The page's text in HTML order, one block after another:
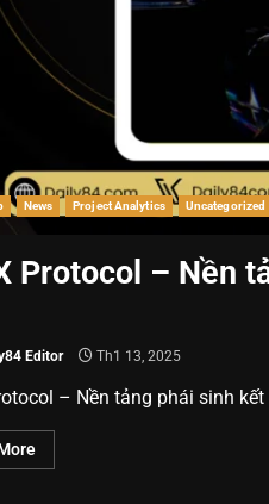
News Project Analytics Uncategorized
Protocol – Nền
Editor Th1 13, 2025
– Nền tảng phái sinh